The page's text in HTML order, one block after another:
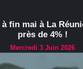
à fin mai à La
près de 4% !
Mercredi 3 Juin 2026